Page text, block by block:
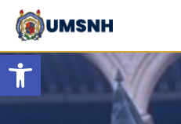
Open toolbar
Skip
content